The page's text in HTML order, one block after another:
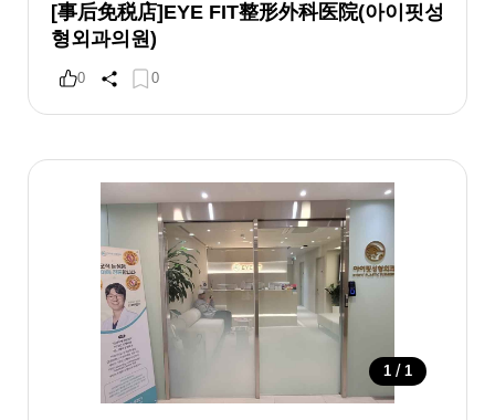
[事后免税店]EYE FIT整形外科医院(아이핏성
형외과의원)
0 0
1 / 1